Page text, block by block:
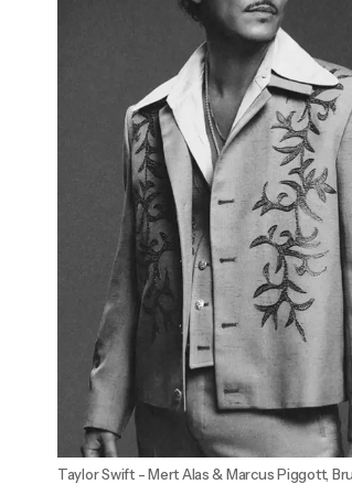
Taylor Swift - Mert Alas & Marcus Piggott,